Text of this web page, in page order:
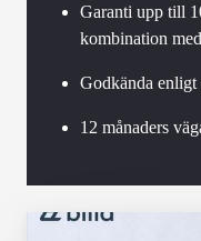
Garanti upp till
kombination
Godkända enligt
12 månaders